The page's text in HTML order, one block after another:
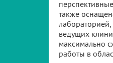
также
лабораторией,
ведущих
максимально
работы в